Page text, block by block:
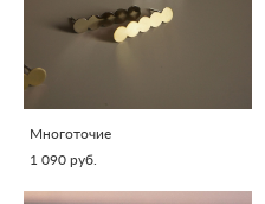
Многоточие
1 090 pуб.